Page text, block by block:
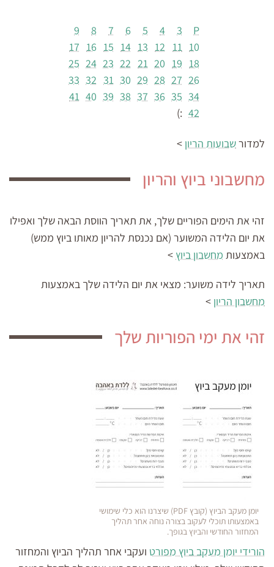
P
3
4
5
6
7
8
9
10
11
12
13
14
15
16
17
18
19
20
21
22
23
24
25
26
27
28
29
30
31
32
33
34
35
36
37
38
39
40
41
42
:)
למדורשבועות הריון >
מחשבוני ביוץ והריון
זהי את הימים הפוריים שלך, את תאריך הווסת הבאה שלך ואפילו
את יום הלידה המשוער (אם נכנסת להריון מאותו ביוץ ממש)
באמצעות מחשבון ביוץ >
תאריך לידה משוער: מצאי את יום הלידה שלך באמצעות
מחשבון הריון >
זהי את ימי הפוריות שלך
יומן מעקב הביוץ (קובץ PDF) שיצרנו הוא כלי שימושי
באמצעותו תוכלי לעקוב בצורה נוחה אחר תהליך
המחזור החודשי והביוץ בגופך.
הורידי יומן מעקב ביוץ מפורט ועקבי אחר תהליך הביוץ והמחזור